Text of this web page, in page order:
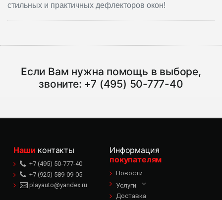
стильных и практичных дефлекторов окон!
Если Вам нужна помощь в выборе,
звоните: +7 (495) 50-777-40
Наши контакты
+7 (495) 50-777-40
+7 (925) 589-09-05
playauto@yandex.ru
Информация
покупателям
Новости
Услуги
Доставка